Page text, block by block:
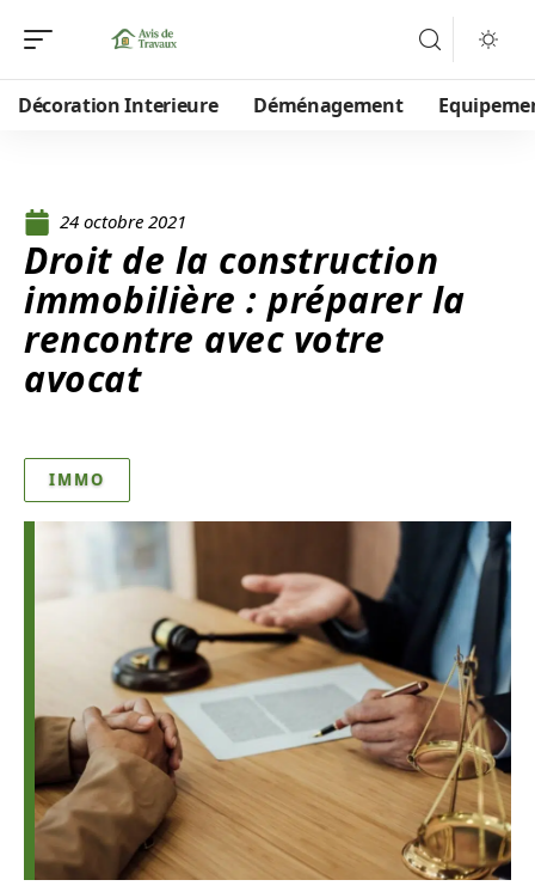
Décoration Interieure Déménagement
24 octobre 2021
Droit de la construction
immobilière : préparer la
rencontre avec votre
avocat
IMMO